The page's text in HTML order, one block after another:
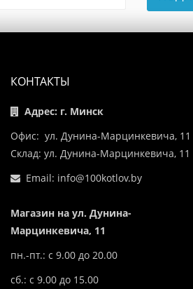
КОНТАКТЫ
Адрес: г. Минск
Офис: ул. Дунина-Марцинкевича, 11
Склад: ул. Дунина-Марцинкевича, 11
Email: info@100kotlov.by
Магазин на ул. Дунина-
Марцинкевича, 11
пн.-пт.: с 9.00 до 20.00
сб.: с 9.00 до 15.00